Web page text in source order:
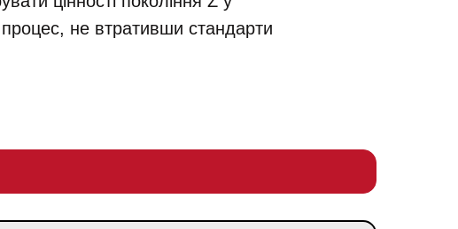
не втративши стандарти